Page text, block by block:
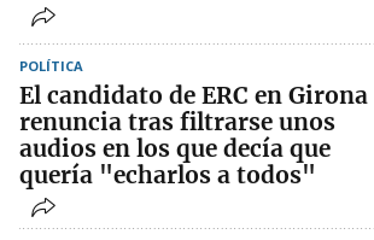
POLÍTICA
El candidato de ERC en Girona
renuncia tras filtrarse unos
audios en los que decía que
quería "echarlos a todos"